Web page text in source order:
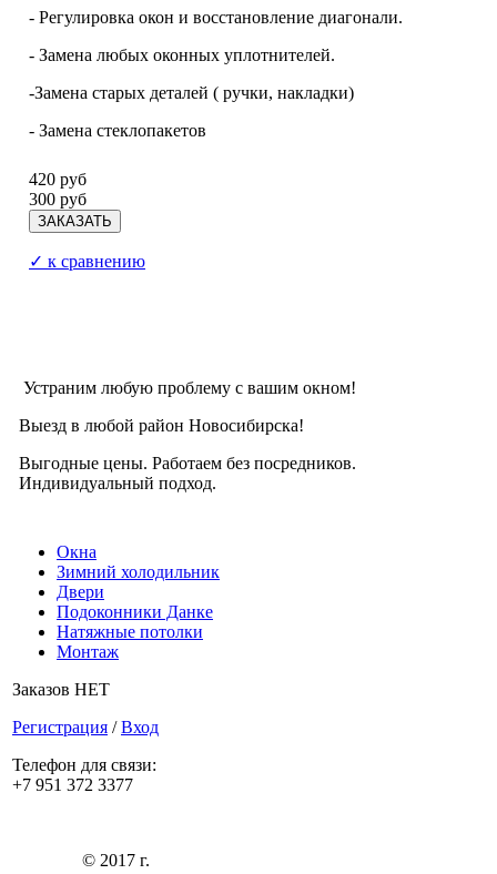
- Регулировка окон и восстановление диагонали.
- Замена любых оконных уплотнителей.
-Замена старых деталей ( ручки, накладки)
- Замена стеклопакетов
420 руб
300 руб
✓ к сравнению
Устраним любую проблему с вашим окном!
Выезд в любой район Новосибирска!
Выгодные цены. Работаем без посредников.
Индивидуальный подход.
Окна
Зимний холодильник
Двери
Подоконники Данке
Натяжные потолки
Монтаж
Заказов НЕТ
Регистрация /Вход
Телефон для связи:
+7 951 372 3377
© 2017 г.